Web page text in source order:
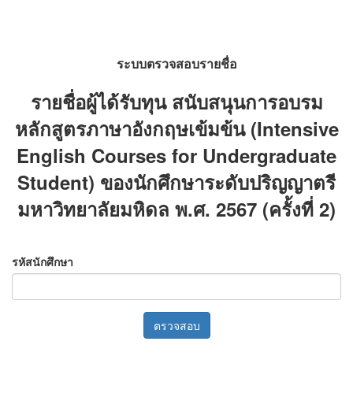
ระบบตรวจสอบรายชื่อ
รายชื่อผู้ได้รับทุน สนับสนุนการอบรม
หลักสูตรภาษาอังกฤษเข้มข้น (Intensive
English Courses for Undergraduate
Student) ของนักศึกษาระดับปริญญาตรี
มหาวิทยาลัยมหิดล พ.ศ. 2567 (ครั้งที่ 2)
รหัสนักศึกษา
ตรวจสอบ